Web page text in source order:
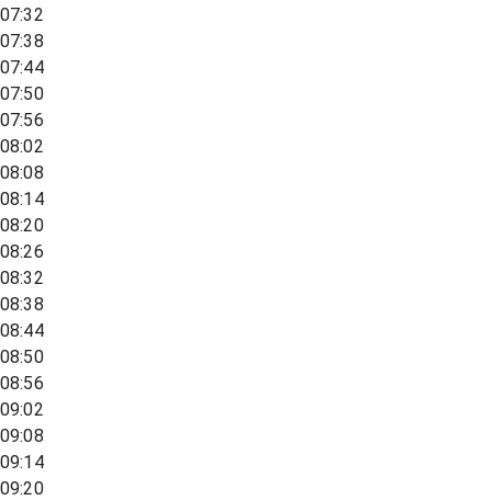
07:32
07:38
07:44
07:50
07:56
08:02
08:08
08:14
08:20
08:26
08:32
08:38
08:44
08:50
08:56
09:02
09:08
09:14
09:20